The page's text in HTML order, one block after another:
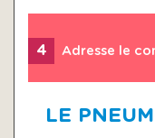
4 Adresse le
LE